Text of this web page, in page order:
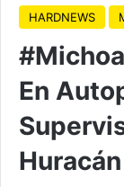
HARDNEWS
En